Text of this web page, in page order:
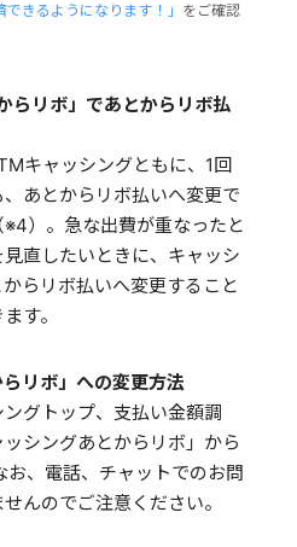
きるようになります！」 をご確認
らリボ」であとからリボ払
キャッシングともに、1回
あとからリボ払いへ変更で
）。急な出費が重なったと
直したいときに、キャッシ
らリボ払いへ変更すること
す。
リボ」への変更方法
グトップ、支払い金額調
シングあとからリボ」から
、電話、チャットでのお問
んのでご注意ください。